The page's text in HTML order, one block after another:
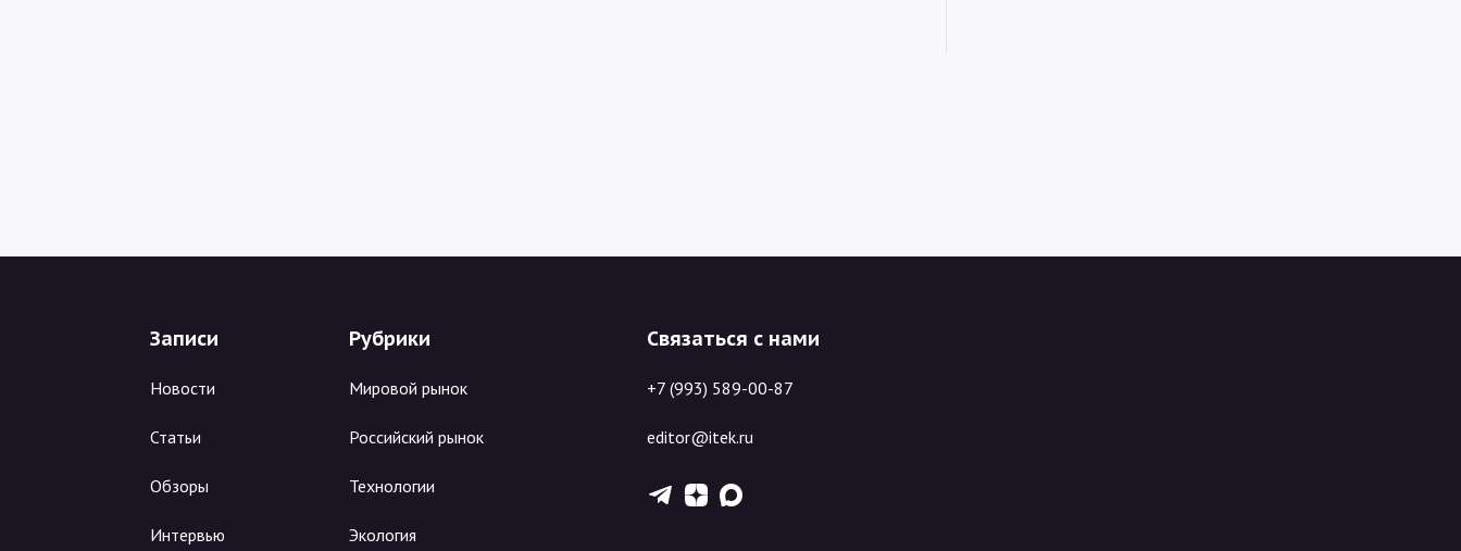
Записи
Новости
Статьи
Обзоры
Интервью
Рубрики
Мировой рынок
Российский рынок
Технологии
Экология
Связаться с нами
+7 (993) 589-00-87
editor@itek.ru
T Z X